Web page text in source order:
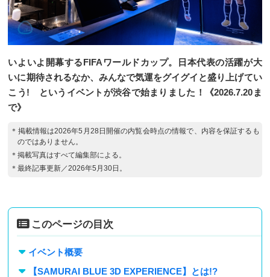
いよいよ開幕するFIFAワールドカップ。日本代表の活躍が大
いに期待されるなか、みんなで気運をグイグイと盛り上げてい
こう! というイベントが渋谷で始まりました！《2026.7.20ま
で》
＊掲載情報は2026年5月28日開催の内覧会時点の情報で、内容を保証するも
のではありません。
＊掲載写真はすべて編集部による。
＊最終記事更新／2026年5月30日。
このページの目次
イベント概要
【SAMURAI BLUE 3D EXPERIENCE】とは!?